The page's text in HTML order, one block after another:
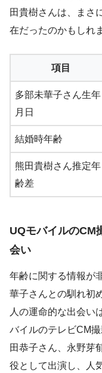
田貴樹さんは、まさ
在だったのかもしれ
項目
多部未華子さん生年
月日
結婚時年齢
熊田貴樹さん推定年
齢差
UQモバイルのCM
会い
年齢に関する情報が
華子さんとの馴れ初
人の運命的な出会い
バイルのテレビCM
田恭子さん、永野芽
役として出演し、人